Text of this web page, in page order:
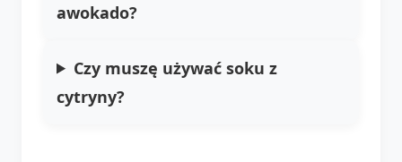
awokado?
Czy muszę używać soku z
cytryny?